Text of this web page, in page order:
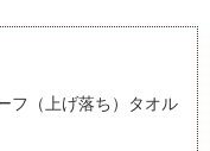
フ（上げ落ち）タオル